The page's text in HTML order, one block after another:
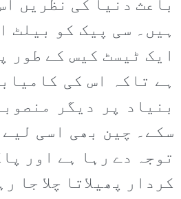
باعث دنیا کی نظریں
ہیں۔ سی پیک کو بیلٹ
ایک ٹیسٹ کیس کے طور
ہے تاکہ اس کی
بنیاد پر دیگر
سکے۔ چین بھی اسی
توجہ دے رہا ہے اور
کردار پھیلاتا چلا جا